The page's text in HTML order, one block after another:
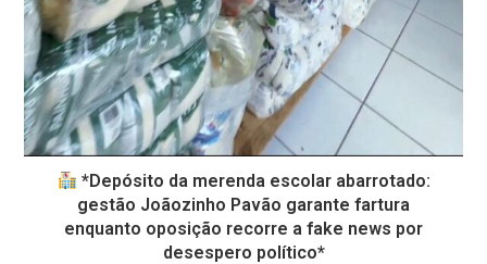
*Depósito da merenda escolar abarrotado:
gestão Joãozinho Pavão garante fartura
enquanto oposição recorre a fake news por
desespero político*